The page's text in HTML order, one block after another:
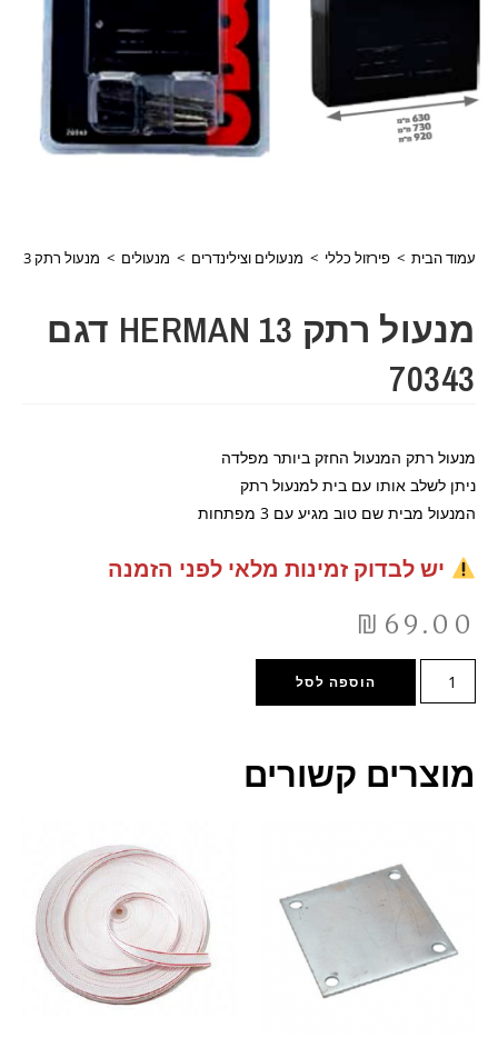
עמוד הבית > פירזול כללי > מנעולים וצילינדרים > מנעולים > מנעול רתק 13 HERMAN דגם 70343
מנעול רתק 13 HERMAN דגם
70343
מנעול רתק המנעול החזק ביותר מפלדה
ניתן לשלב אותו עם בית למנעול רתק
המנעול מבית שם טוב מגיע עם 3 מפתחות
יש לבדוק זמינות מלאי לפני הזמנה
₪ 69.00
הוספה לסל
מוצרים קשורים